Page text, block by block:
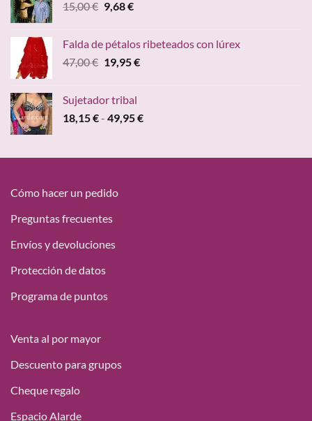
15,00 €.9,68 €.
15,00€ El
era:
15,00 €.
9,68€El
es:
9,68 €.
Falda de pétalos ribeteados con lúrex
47,00€ El
era:
47,00 €.
19,95€El
19,95 €.
Sujetador tribal
18,15€- 49,95€Rango
desde
Cómo hacer un pedido
Preguntas frecuentes
Envíos y devoluciones
Protección de datos
Programa de puntos
Venta al por mayor
Descuento para grupos
Cheque regalo
Espacio Alarde